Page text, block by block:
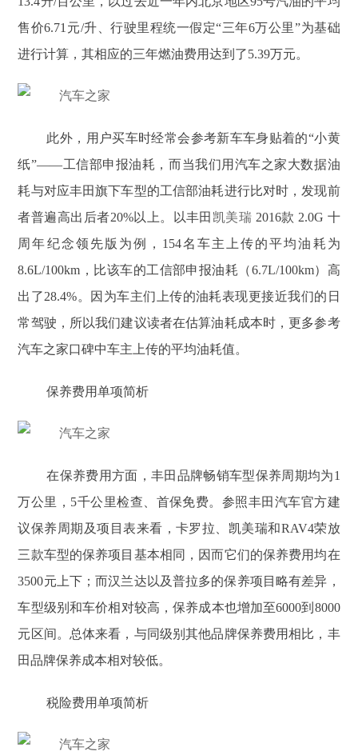
售价6.71元/升、行驶里程统一假定“三年6万公里”为基础
进行计算，其相应的三年燃油费用达到了5.39万元。
此外，用户买车时经常会参考新车车身贴着的“小黄
纸”——工信部申报油耗，而当我们用汽车之家大数据油
耗与对应丰田旗下车型的工信部油耗进行比对时，发现前
者普遍高出后者20%以上。以丰田 凯美瑞 2016款 2.0G 十
周年纪念领先版为例，154名车主上传的平均油耗为
8.6L/100km，比该车的工信部申报油耗（6.7L/100km）高
出了28.4%。因为车主们上传的油耗表现更接近我们的日
常驾驶，所以我们建议读者在估算油耗成本时，更多参考
汽车之家口碑中车主上传的平均油耗值。
保养费用单项简析
在保养费用方面，丰田品牌畅销车型保养周期均为1
万公里，5千公里检查、首保免费。参照丰田汽车官方建
议保养周期及项目表来看，卡罗拉、凯美瑞和RAV4荣放
三款车型的保养项目基本相同，因而它们的保养费用均在
3500元上下；而汉兰达以及普拉多的保养项目略有差异，
车型级别和车价相对较高，保养成本也增加至6000到8000
元区间。总体来看，与同级别其他品牌保养费用相比，丰
田品牌保养成本相对较低。
税险费用单项简析